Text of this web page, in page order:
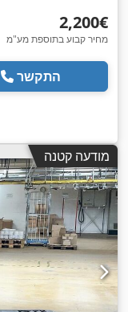
‏2,200 ‏€
מחיר קבוע בתוספת מע"מ
התקשר
מודעה קטנה